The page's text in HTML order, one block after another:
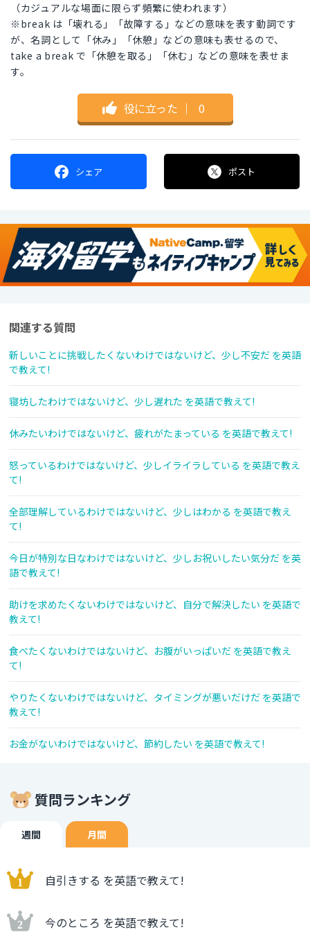
（カジュアルな場面に限らず頻繁に使われます）
※break は「壊れる」「故障する」などの意味を表す動詞です
が、名詞として「休み」「休憩」などの意味も表せるので、
take a break で「休憩を取る」「休む」などの意味を表せま
す。
役に立った ｜ 0
シェア ポスト
関連する質問
新しいことに挑戦したくないわけではないけど、少し不安だ を英語
で教えて!
寝坊したわけではないけど、少し遅れた を英語で教えて!
休みたいわけではないけど、疲れがたまっている を英語で教えて!
怒っているわけではないけど、少しイライラしている を英語で教え
て!
全部理解しているわけではないけど、少しはわかる を英語で教え
て!
今日が特別な日なわけではないけど、少しお祝いしたい気分だ を英
語で教えて!
助けを求めたくないわけではないけど、自分で解決したい を英語で
教えて!
食べたくないわけではないけど、お腹がいっぱいだ を英語で教え
て!
やりたくないわけではないけど、タイミングが悪いだけだ を英語で
教えて!
お金がないわけではないけど、節約したい を英語で教えて!
質問ランキング
週間 月間
自引きする を英語で教えて!
今のところ を英語で教えて!